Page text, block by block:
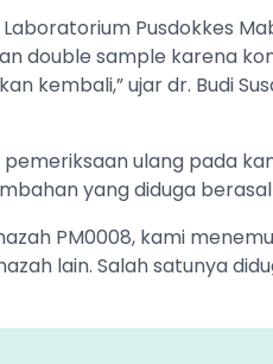
Pusdokkes
double sample karena
kembali,” ujar dr. Budi
ulang pada
yang diduga
PM0008, kami
lain. Salah satunya